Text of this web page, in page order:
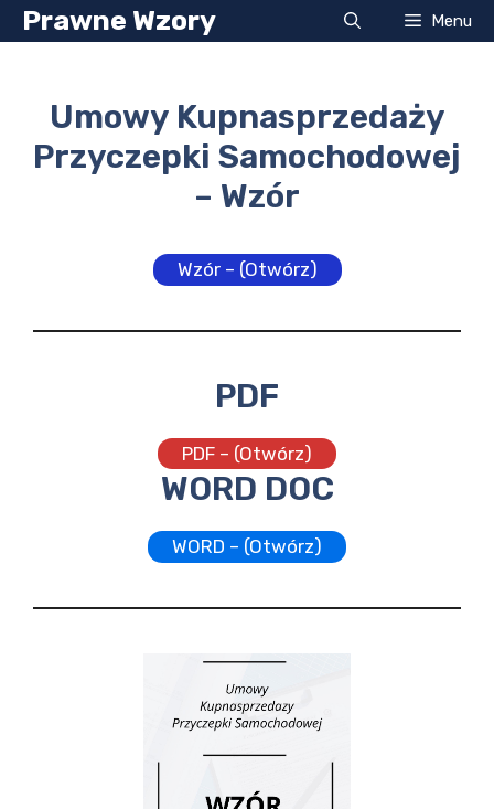
Przejdź
do
Prawne Wzory Menu
Umowy Kupnasprzedaży
Przyczepki Samochodowej
– Wzór
Wzór – (Otwórz)
PDF
PDF – (Otwórz)
WORD DOC
WORD – (Otwórz)